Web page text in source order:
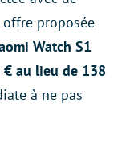
proposée
Watch S1
€ au lieu de 138
à ne pas